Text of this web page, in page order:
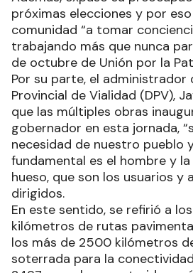
próximas elecciones y por
comunidad “a tomar
trabajando más que nunca
de octubre de Unión por la
Por su parte, el administrador
Provincial de Vialidad (DPV),
que las múltiples obras
gobernador en esta jornada,
necesidad de nuestro pueblo
fundamental es el hombre y
hueso, que son los usuarios y
dirigidos.
En este sentido, se refirió a
kilómetros de rutas
los más de 2500 kilómetros
soterrada para la